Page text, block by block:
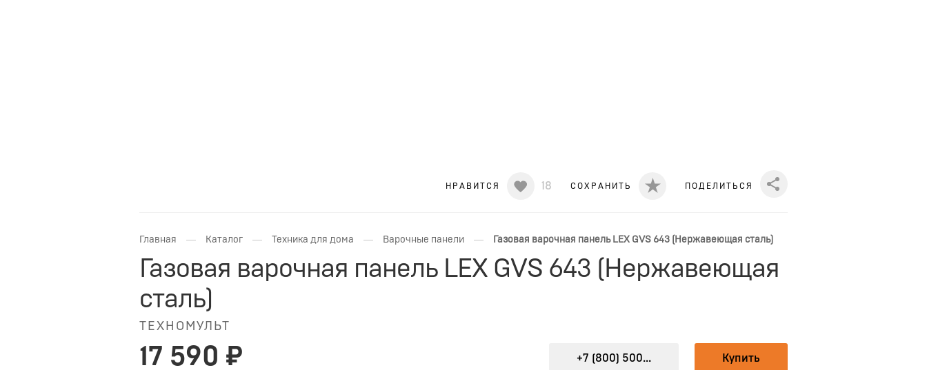
Share
ПОДЕЛИТЬСЯ
СОХРАНИТЬ
18
НРАВИТСЯ
Главная — Каталог — Техника для дома — Варочные панели — Газовая варочная панель LEX GVS 643 (Нержавеющая сталь)
Газовая варочная панель LEX GVS 643 (Нержавеющая
сталь)
ТЕХНОМУЛЬТ
17 590 ₽ Купить
+7 (800) 500...